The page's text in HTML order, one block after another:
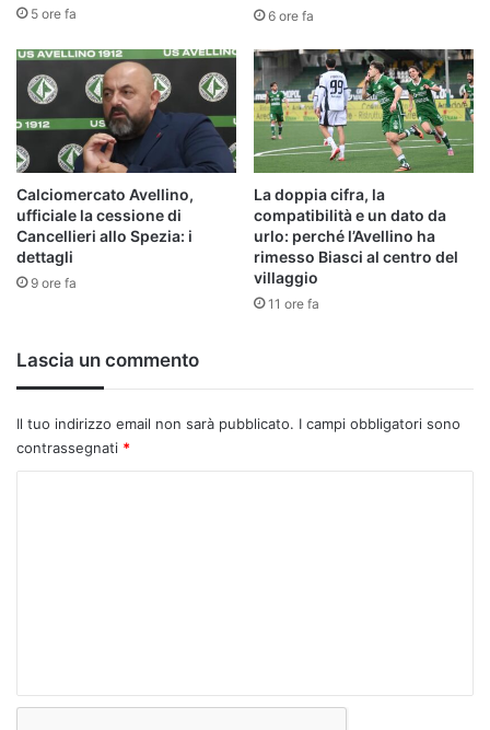
5 ore fa 6 ore fa
Calciomercato Avellino,
ufficiale la cessione di
Cancellieri allo Spezia: i
dettagli
9 ore fa
La doppia cifra, la
compatibilità e un dato da
urlo: perché l’Avellino ha
rimesso Biasci al centro del
villaggio
11 ore fa
Lascia un commento
Il tuo indirizzo email non sarà pubblicato. I campi obbligatori sono
contrassegnati *